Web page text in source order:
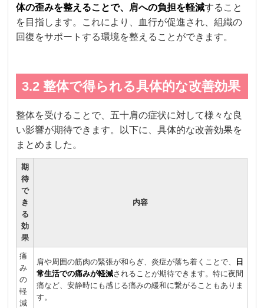
体の歪みを整えることで、肩への負担を軽減すること
を目指します。これにより、血行が促進され、組織の
回復をサポートする環境を整えることができます。
3.2 整体で得られる具体的な改善効果
整体を受けることで、五十肩の症状に対して様々な良
い影響が期待できます。以下に、具体的な改善効果を
まとめました。
期
待
で
き
る
効
果
内容
痛
み
の
軽
減
肩や周囲の筋肉の緊張が和らぎ、炎症が落ち着くことで、
日
常生活での痛みが軽減されることが期待できます。特に夜間
痛など、安静時にも感じる痛みの緩和に繋がることもありま
す。